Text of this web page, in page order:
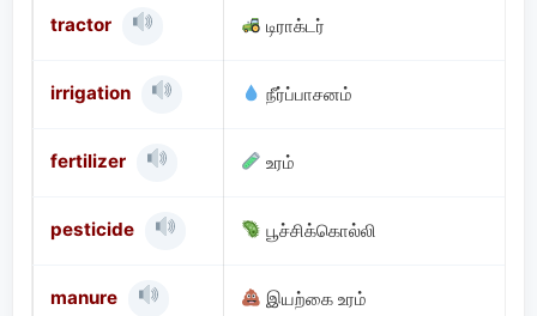
tractor டிராக்டர்
irrigation நீர்ப்பாசனம்
fertilizer உரம்
pesticide பூச்சிக்கொல்லி
manure இயற்கை உரம்